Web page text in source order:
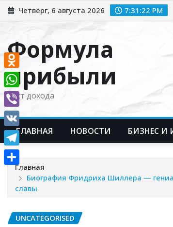
Перейти
к
Четверг, 6 августа 2026 7:31:23 PM
Формула
прибыли
Рост дохода
ГЛАВНАЯ НОВОСТИ БИЗНЕС И
Главная
Биография Фридриха Шиллера —
славы
UNCATEGORISED
Odnoklassniki
WhatsApp
Viber
VK
Telegram
Отправить